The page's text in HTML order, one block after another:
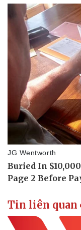
Doanh nghiệp
Thông tin doanh
Doanh nghiệp 24h
Doanh nhân
Vì cộng đồng
Tin liên quan